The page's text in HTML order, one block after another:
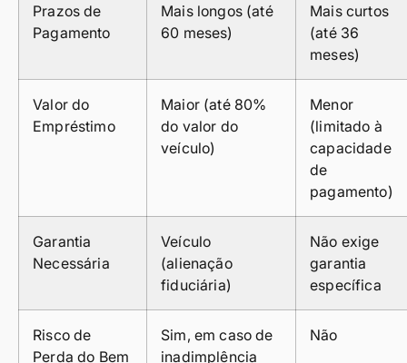
Prazos de
Pagamento
Mais longos (até
60 meses)
Mais curtos
(até 36
meses)
Valor do
Empréstimo
Maior (até 80%
do valor do
veículo)
Menor
(limitado à
capacidade
de
pagamento)
Garantia
Necessária
Veículo
(alienação
fiduciária)
Não exige
garantia
específica
Risco de
Perda do Bem
Sim, em caso de
inadimplência
Não